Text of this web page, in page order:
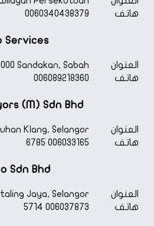
هاتف
0060340438379
Services
العنوان
Sandakan, Sabah
هاتف
006089218360
(M) Sdn Bhd
العنوان
Klang, Selangor
هاتف
006033165 6785
Sdn Bhd
العنوان
Jaya, Selangor
هاتف
006037873 5714